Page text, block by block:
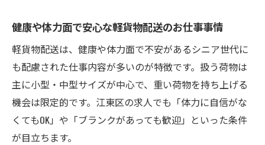
健康や体力面で安心な軽貨物配送のお仕事事情
軽貨物配送は、健康や体力面で不安があるシニア世代に
も配慮された仕事内容が多いのが特徴です。扱う荷物は
主に小型・中型サイズが中心で、重い荷物を持ち上げる
機会は限定的です。江東区の求人でも「体力に自信がな
くてもOK」や「ブランクがあっても歓迎」といった条件
が目立ちます。